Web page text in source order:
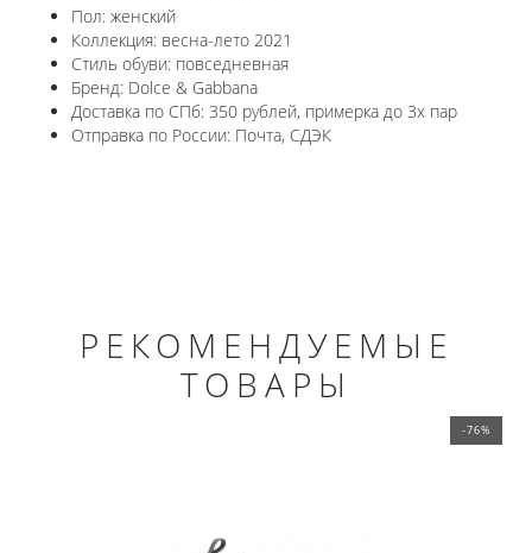
Пол: женский
Коллекция: весна-лето 2021
Стиль обуви: повседневная
Бренд: Dolce & Gabbana
Доставка по СПб: 350 рублей, примерка до 3х пар
Отправка по России: Почта, СДЭК
РЕКОМЕНДУЕМЫЕ
ТОВАРЫ
-76%